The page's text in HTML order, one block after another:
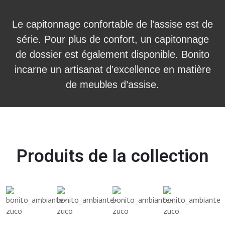
Le capitonnage confortable de l’assise est de
série. Pour plus de confort, un capitonnage
de dossier est également disponible. Bonito
incarne un artisanat d’excellence en matière
de meubles d’assise.
Produits de la collection